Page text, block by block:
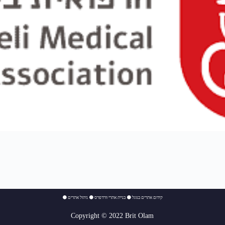
⚫ קידום אתרים בגוגל ⚫בניית אתרי וורדפרס ⚫ניהול אתרים
Copyright © 2022 Brit Olam